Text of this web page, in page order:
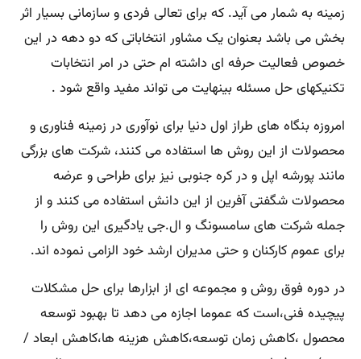
زمینه به شمار می آید. که برای تعالی فردی و سازمانی بسیار اثر
بخش می باشد بعنوان یک مشاور انتخاباتی که دو دهه در این
خصوص فعالیت حرفه ای داشته ام حتی در امر انتخابات
تکنیکهای حل مسئله بینهایت می تواند مفید واقع شود .
امروزه بنگاه های طراز اول دنیا برای نوآوری در زمینه فناوری و
محصولات از این روش ها استفاده می کنند، شرکت های بزرگی
مانند پورشه اپل و در کره جنوبی نیز برای طراحی و عرضه
محصولات شگفتی آفرین از این دانش استفاده می کنند و از
جمله شرکت های سامسونگ و ال.جی یادگیری این روش را
برای عموم کارکنان و حتی مدیران ارشد خود الزامی نموده اند.
در دوره فوق روش و مجموعه ای از ابزارها برای حل مشکلات
پیچیده فنی،است که عموما اجازه می دهد تا بهبود توسعه
محصول ،کاهش زمان توسعه،کاهش هزینه ها،کاهش ابعاد /